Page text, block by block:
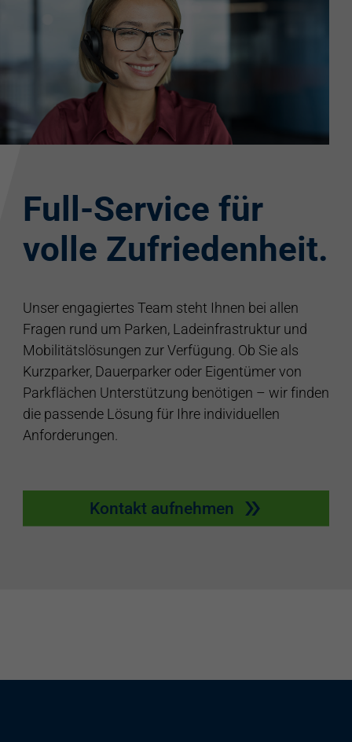
Full-Service für
volle Zufriedenheit.
Unser engagiertes Team steht Ihnen bei allen
Fragen rund um Parken, Ladeinfrastruktur und
Mobilitätslösungen zur Verfügung. Ob Sie als
Kurzparker, Dauerparker oder Eigentümer von
Parkflächen Unterstützung benötigen – wir finden
die passende Lösung für Ihre individuellen
Anforderungen.
Kontakt aufnehmen